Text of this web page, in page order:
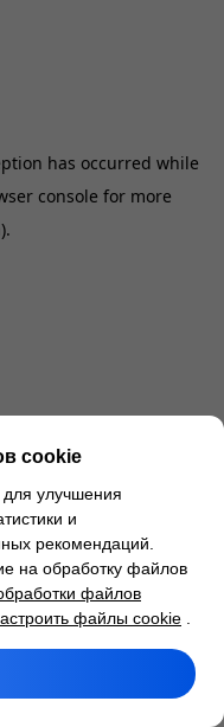
has occurred while
console for more
cookie
улучшения
и
рекомендаций.
на обработку файлов
файлов
файлы cookie